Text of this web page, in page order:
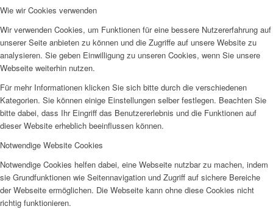
Wie wir Cookies verwenden
Wir verwenden Cookies, um Funktionen für eine bessere Nutzererfahrung auf
unserer Seite anbieten zu können und die Zugriffe auf unsere Website zu
analysieren. Sie geben Einwilligung zu unseren Cookies, wenn Sie unsere
Webseite weiterhin nutzen.
Für mehr Informationen klicken Sie sich bitte durch die verschiedenen
Kategorien. Sie können einige Einstellungen selber festlegen. Beachten Sie
bitte dabei, dass Ihr Eingriff das Benutzererlebnis und die Funktionen auf
dieser Website erheblich beeinflussen können.
Notwendige Website Cookies
Notwendige Cookies helfen dabei, eine Webseite nutzbar zu machen, indem
sie Grundfunktionen wie Seitennavigation und Zugriff auf sichere Bereiche
der Webseite ermöglichen. Die Webseite kann ohne diese Cookies nicht
richtig funktionieren.